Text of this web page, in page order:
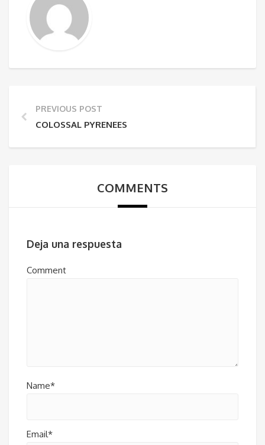
PREVIOUS POST
COLOSSAL PYRENEES
COMMENTS
Deja una respuesta
Comment
Name*
Email*